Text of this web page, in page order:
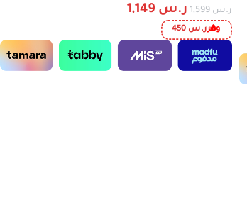
ر.س 1,599 ر.س 1,149
وفرر.س